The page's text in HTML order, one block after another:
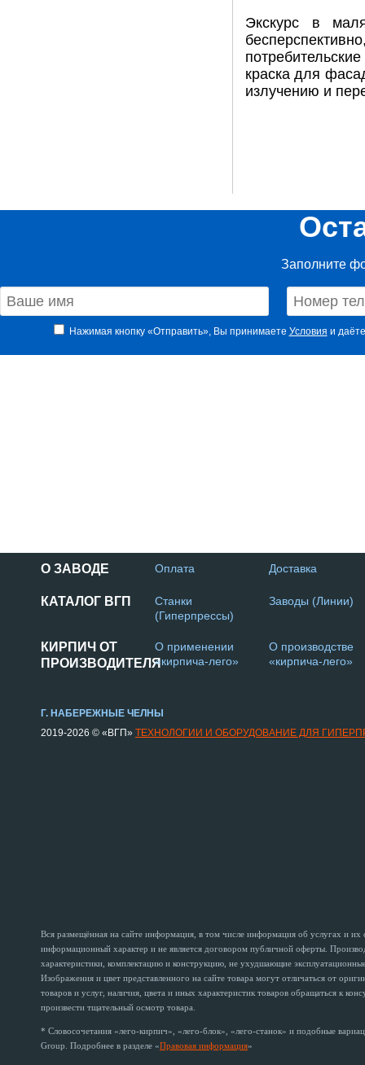
Экскурс в
краска для
излучению и
Заполните
Нажимая кнопку «Отправить», Вы принимаете Условия и
О ЗАВОДЕ Оплата Доставка
КАТАЛОГ ВГП
Станки
(Гиперпрессы)
Заводы (Линии)
КИРПИЧ ОТ
ПРОИЗВОДИТЕЛЯ
О применении
«кирпича-лего»
О производстве
«кирпича-лего»
Г. НАБЕРЕЖНЫЕ ЧЕЛНЫ
2019-2026 © «ВГП» ТЕХНОЛОГИИ И ОБОРУДОВАНИЕ ДЛЯ
Вся размещённая на сайте информация, в том числе информация об услугах и
информационный характер и не является договором публичной оферты.
характеристики, комплектацию и конструкцию, не ухудшающие
Изображения и цвет представленного на сайте товара могут отличаться от
товаров и услуг, наличия, цвета и иных характеристик товаров обращаться к
произвести тщательный осмотр товара.
* Словосочетания «лего-кирпич», «лего-блок», «лего-станок» и подобные
Group. Подробнее в разделе «Правовая информация»